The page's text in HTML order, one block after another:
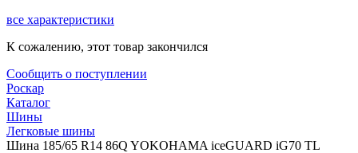
все характеристики
К сожалению, этот товар закончился
Сообщить о поступлении
Роскар
Каталог
Шины
Легковые шины
Шина 185/65 R14 86Q YOKOHAMA iceGUARD iG70 TL